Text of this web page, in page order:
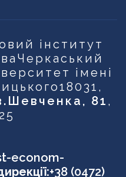
інститут
Черкаський
імені
18031,
81 ,
econom-
+38 (0472)